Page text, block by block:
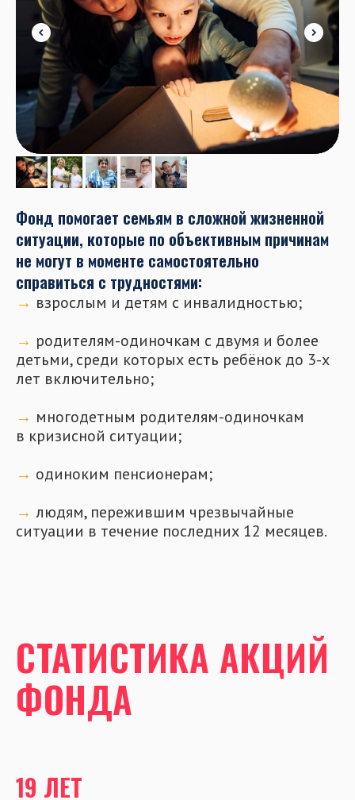
Фонд помогает семьям в сложной жизненной
ситуации, которые по объективным причинам
не могут в моменте самостоятельно
справиться с трудностями:
→ взрослым и детям с инвалидностью;
→ родителям-одиночкам с двумя и более
детьми, среди которых есть ребёнок до 3-х
лет включительно;
→ многодетным родителям-одиночкам
в кризисной ситуации;
→ одиноким пенсионерам;
→ людям, пережившим чрезвычайные
ситуации в течение последних 12 месяцев.
СТАТИСТИКА АКЦИЙ
ФОНДА
19 ЛЕТ